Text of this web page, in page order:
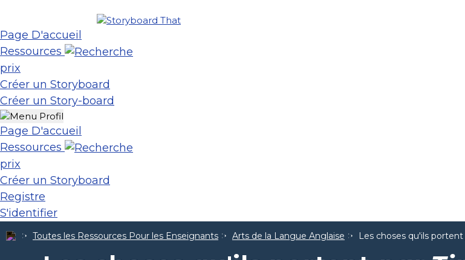
Page D'accueil
Ressources
prix
Créer un Storyboard
Créer un Story-board
Page D'accueil
Ressources
prix
Créer un Storyboard
Registre
S'identifier
Toutes les Ressources Pour les Enseignants Arts de la Langue Anglaise Les choses qu'ils portent